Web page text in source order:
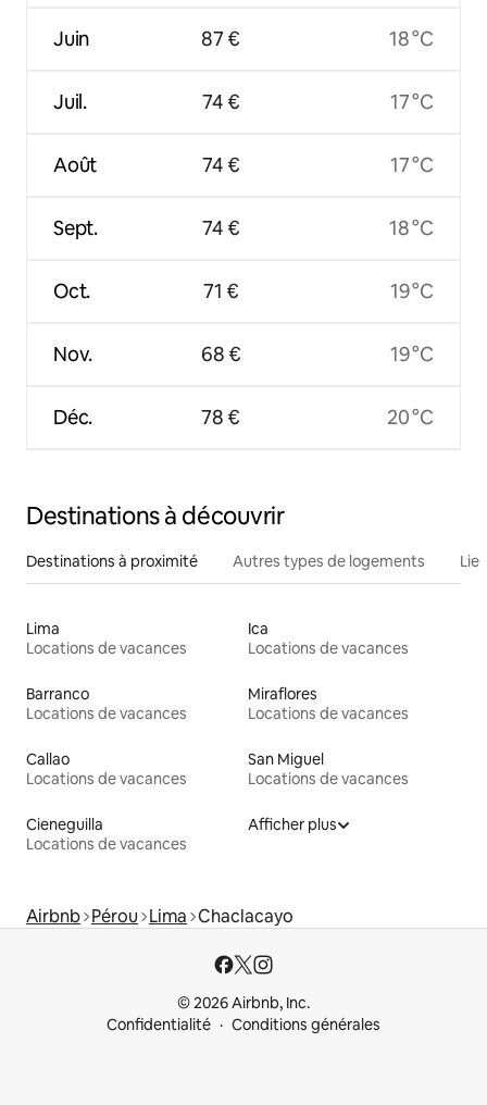
Juin
Juil.
Août
Sept.
Oct.
Nov.
Déc.
87 €
74 €
74 €
74 €
71 €
68 €
78 €
18 °C
17 °C
17 °C
18 °C
19 °C
19 °C
20 °C
Destinations à découvrir
Destinations à proximité Autres types de logements
Lima
Locations de vacances
Ica
Locations de vacances
Barranco
Locations de vacances
Miraflores
Locations de vacances
Callao
Locations de vacances
San Miguel
Locations de vacances
Cieneguilla
Locations de vacances
Afficher plus
Airbnb Pérou Lima Chaclacayo
© 2026 Airbnb, Inc.
Confidentialité
Conditions générales